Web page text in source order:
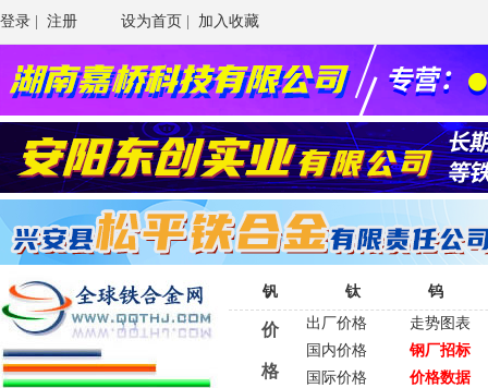
登录 注册 设为首页 加入收藏
钒 钛 钨
价
格
出厂价格
走势图表
国内价格
钢厂招标
国际价格
价格数据